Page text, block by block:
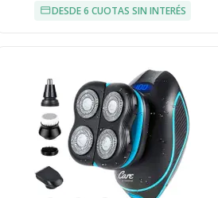
DESDE 6 CUOTAS SIN INTERÉS